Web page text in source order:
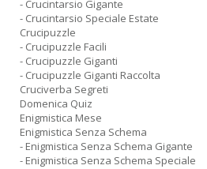
- Crucintarsio Gigante
- Crucintarsio Speciale Estate
Crucipuzzle
- Crucipuzzle Facili
- Crucipuzzle Giganti
- Crucipuzzle Giganti Raccolta
Cruciverba Segreti
Domenica Quiz
Enigmistica Mese
Enigmistica Senza Schema
- Enigmistica Senza Schema Gigante
- Enigmistica Senza Schema Speciale